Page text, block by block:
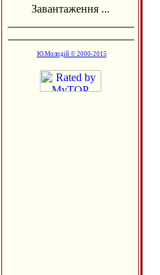
Завантаження ...
Ю.Молодій © 2000-2015